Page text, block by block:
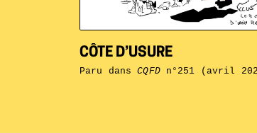
CÔTE D’USURE
Paru dansCQFDn°251 (avril